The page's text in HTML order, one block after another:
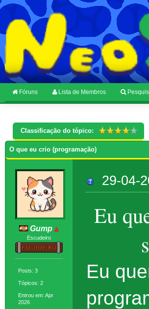
Fóruns Lista de Membros
Classificação do tópico:
O que eu crio (programação)
Gump
Escudeiro
Posts: 3
Tópicos: 2
Entrou em: Apr
2026
29-04-
Eu
Eu